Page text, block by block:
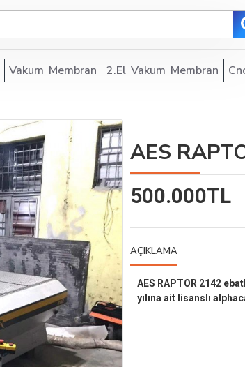
Vakum Membran 2.El Vakum Membran
AES
500.000TL
AÇIKLAMA
AES RAPTOR 2142
yılına ait lisanslı